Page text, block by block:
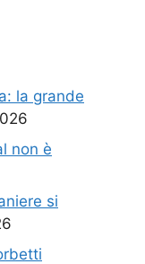
la grande
non è
si